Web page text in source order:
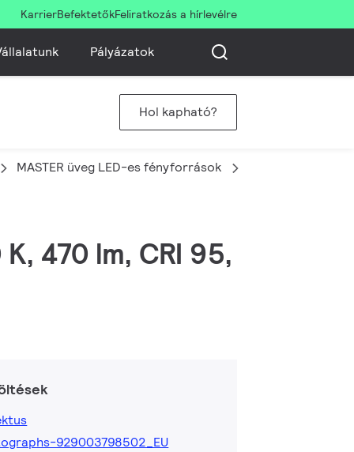
KarrierBefektetőkFeliratkozás a hírlevélre
Pályázatok
Hol kapható?
MASTER üveg LED-es fényforrások
470 lm, CRI 95,
929003798502_EU